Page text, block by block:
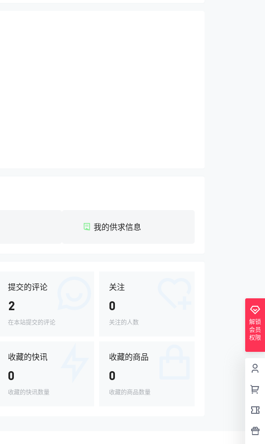
我的供求信息
提交的评论
2
在本站提交的评论
关注
0
关注的人数
收藏的快讯
0
收藏的快讯数量
收藏的商品
0
收藏的商品数量
解锁
会员
权限